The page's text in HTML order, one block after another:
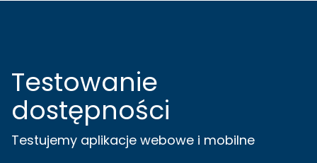
Testowanie
dostępności
Testujemy aplikacje webowe i mobilne